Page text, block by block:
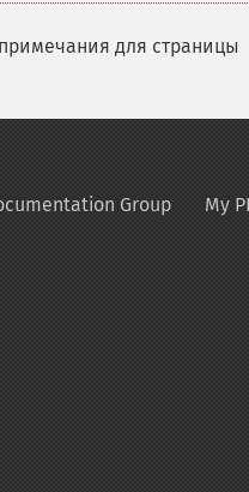
для страницы
Group My